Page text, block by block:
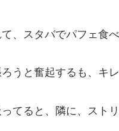
、スタバでパフェ食べ
うと奮起するも、キ
てると、隣に、スト